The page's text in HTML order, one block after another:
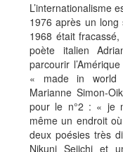
L’internationalisme
1976 après un
1968 était
poète italien
parcourir
« made in world
Marianne Simon-
pour le n°2 : « je
même un endroit
deux poésies très
Nikuni Seiichi et